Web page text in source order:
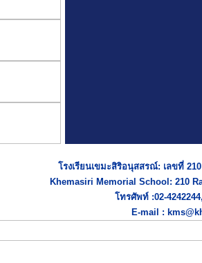
โรงเรียนเขมะสิริอนุสสรณ์: เลขที่
Khemasiri Memorial School: 210
โทรศัพท์ :02-
E-mail :